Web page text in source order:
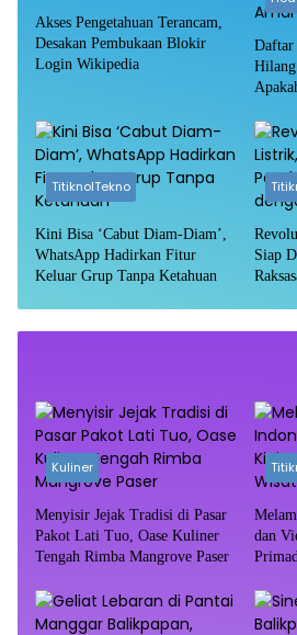
Akses Pengetahuan Terancam,
Desakan Pembukaan Blokir
Login Wikipedia
Daftar
TitiknolTekno
Kini Bisa ‘Cabut Diam-Diam’,
WhatsApp Hadirkan Fitur
Keluar Grup Tanpa Ketahuan
Siap
Kuliner
Menyisir Jejak Tradisi di Pasar
Pakot Lati Tuo, Oase Kuliner
Tengah Rimba Mangrove Paser
dan